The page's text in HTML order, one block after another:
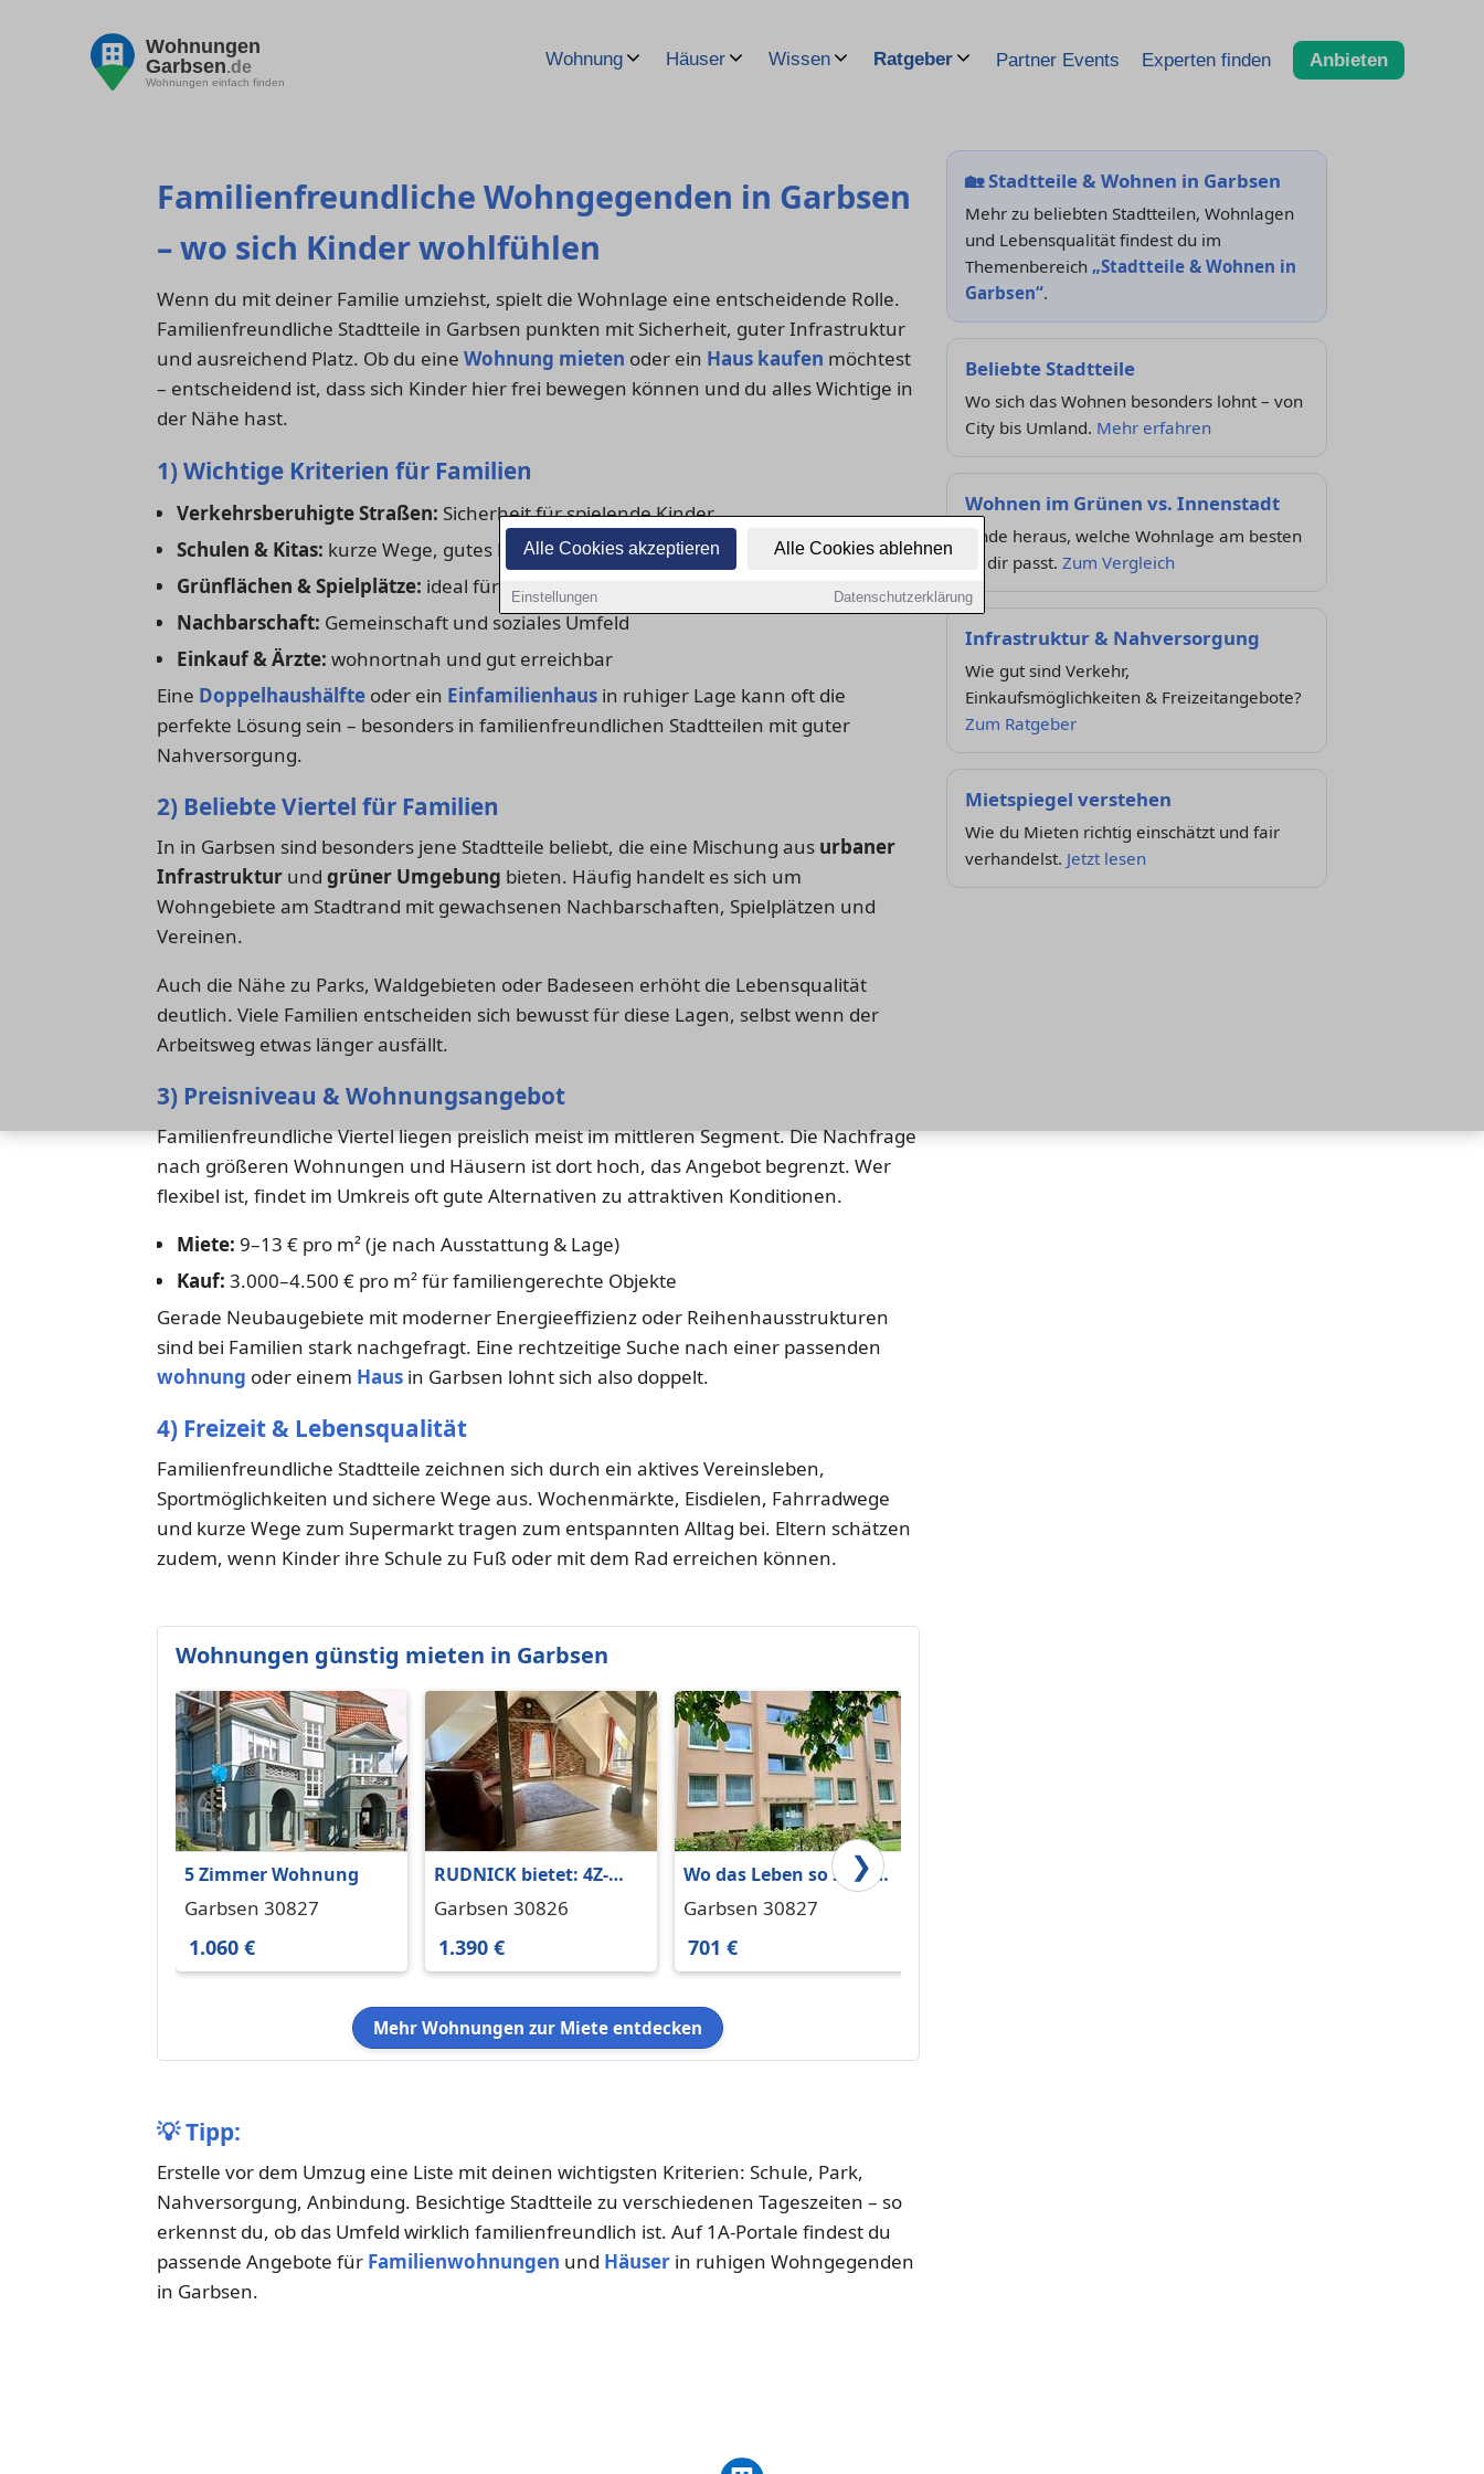
Alle Cookies akzeptieren Alle Cookies ablehnen
Einstellungen Datenschutzerklärung
Wohnungen
Garbsen.de
Wohnungen einfach finden
Wohnung Häuser Wissen Ratgeber Partner Events Experten finden Anbieten
Familienfreundliche Wohngegenden in Garbsen
– wo sich Kinder wohlfühlen
Wenn du mit deiner Familie umziehst, spielt die Wohnlage eine entscheidende Rolle.
Familienfreundliche Stadtteile in Garbsen punkten mit Sicherheit, guter Infrastruktur
und ausreichend Platz. Ob du eine Wohnung mieten oder ein Haus kaufen möchtest
– entscheidend ist, dass sich Kinder hier frei bewegen können und du alles Wichtige in
der Nähe hast.
1) Wichtige Kriterien für Familien
Verkehrsberuhigte Straßen: Sicherheit für spielende Kinder
Schulen & Kitas: kurze Wege, gutes Betreuungsangebot
Grünflächen & Spielplätze: ideal für Freizeit und Begegnung
Nachbarschaft: Gemeinschaft und soziales Umfeld
Einkauf & Ärzte: wohnortnah und gut erreichbar
Eine Doppelhaushälfte oder ein Einfamilienhaus in ruhiger Lage kann oft die
perfekte Lösung sein – besonders in familienfreundlichen Stadtteilen mit guter
Nahversorgung.
2) Beliebte Viertel für Familien
In in Garbsen sind besonders jene Stadtteile beliebt, die eine Mischung aus urbaner
Infrastruktur und grüner Umgebung bieten. Häufig handelt es sich um
Wohngebiete am Stadtrand mit gewachsenen Nachbarschaften, Spielplätzen und
Vereinen.
Auch die Nähe zu Parks, Waldgebieten oder Badeseen erhöht die Lebensqualität
deutlich. Viele Familien entscheiden sich bewusst für diese Lagen, selbst wenn der
Arbeitsweg etwas länger ausfällt.
3) Preisniveau & Wohnungsangebot
Familienfreundliche Viertel liegen preislich meist im mittleren Segment. Die Nachfrage
nach größeren Wohnungen und Häusern ist dort hoch, das Angebot begrenzt. Wer
flexibel ist, findet im Umkreis oft gute Alternativen zu attraktiven Konditionen.
Miete: 9–13 € pro m² (je nach Ausstattung & Lage)
Kauf: 3.000–4.500 € pro m² für familiengerechte Objekte
Gerade Neubaugebiete mit moderner Energieeffizienz oder Reihenhausstrukturen
sind bei Familien stark nachgefragt. Eine rechtzeitige Suche nach einer passenden
wohnung oder einem Haus in Garbsen lohnt sich also doppelt.
4) Freizeit & Lebensqualität
Familienfreundliche Stadtteile zeichnen sich durch ein aktives Vereinsleben,
Sportmöglichkeiten und sichere Wege aus. Wochenmärkte, Eisdielen, Fahrradwege
und kurze Wege zum Supermarkt tragen zum entspannten Alltag bei. Eltern schätzen
zudem, wenn Kinder ihre Schule zu Fuß oder mit dem Rad erreichen können.
Wohnungen günstig mieten in Garbsen
5 Zimmer Wohnung
Garbsen 30827
1.060 €
RUDNICK bietet: 4Z-
MAISONETTE + BALKON
Schloß Ricklingen
Garbsen 30826
1.390 €
Wo das Leben so spielt -
geräumige 3-Zimmer-
Garbsen 30827
701 €
❯
Mehr Wohnungen zur Miete entdecken
💡Tipp:
Erstelle vor dem Umzug eine Liste mit deinen wichtigsten Kriterien: Schule, Park,
Nahversorgung, Anbindung. Besichtige Stadtteile zu verschiedenen Tageszeiten – so
erkennst du, ob das Umfeld wirklich familienfreundlich ist. Auf 1A-Portale findest du
passende Angebote für Familienwohnungen und Häuser in ruhigen Wohngegenden
in Garbsen.
🏡Stadtteile & Wohnen in Garbsen
Mehr zu beliebten Stadtteilen, Wohnlagen
und Lebensqualität findest du im
Themenbereich „Stadtteile & Wohnen in
Garbsen“.
Beliebte Stadtteile
Wo sich das Wohnen besonders lohnt – von
City bis Umland. Mehr erfahren
Wohnen im Grünen vs. Innenstadt
Finde heraus, welche Wohnlage am besten
zu dir passt. Zum Vergleich
Infrastruktur & Nahversorgung
Wie gut sind Verkehr,
Einkaufsmöglichkeiten & Freizeitangebote?
Zum Ratgeber
Mietspiegel verstehen
Wie du Mieten richtig einschätzt und fair
verhandelst. Jetzt lesen